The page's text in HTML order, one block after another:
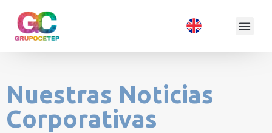
Nuestras Noticias
Corporativas